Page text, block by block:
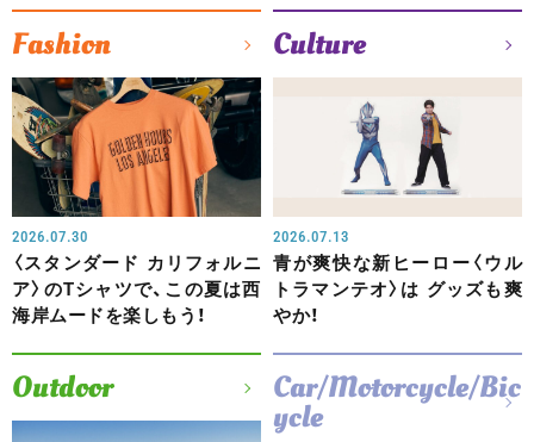
Fashion
2026.07.30
〈スタンダード カリフォルニ
ア〉のTシャツで、この夏は西
海岸ムードを楽しもう！
Culture
2026.07.13
青が爽快な新ヒーロー〈ウル
トラマンテオ〉は グッズも爽
やか！
Outdoor Car/Motorcycle/Bic
ycle